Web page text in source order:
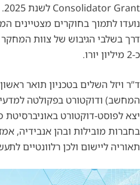
נועדו לתמוך בחוקרים מצטיינים
דרך בשלבי הגיבוש של צוות
כ-2 מיליון יורו.
ד”ר ויזל השלים בטכניון תואר
המחשב) ודוקטורט בפקולטה
יצא לפוסט-דוקטורט באוניברסיטת
בחברות מובילות ובהן אנבידיה,
תאוריה ליישום ולכן רלוונטיים